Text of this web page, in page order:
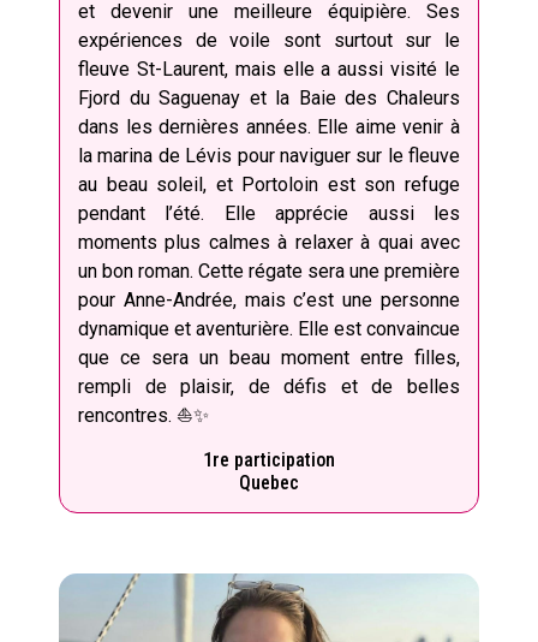
et devenir une meilleure équipière. Ses
expériences de voile sont surtout sur le
fleuve St-Laurent, mais elle a aussi visité le
Fjord du Saguenay et la Baie des Chaleurs
dans les dernières années. Elle aime venir à
la marina de Lévis pour naviguer sur le fleuve
au beau soleil, et Portoloin est son refuge
pendant l’été. Elle apprécie aussi les
moments plus calmes à relaxer à quai avec
un bon roman. Cette régate sera une première
pour Anne-Andrée, mais c’est une personne
dynamique et aventurière. Elle est convaincue
que ce sera un beau moment entre filles,
rempli de plaisir, de défis et de belles
rencontres. ⛵️✨
1re participation
Quebec